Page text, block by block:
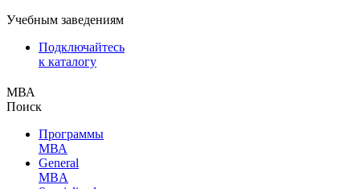
Учебным заведениям
Подключайтесь
к каталогу
МВА
Поиск
Программы
МВА
General
MBA